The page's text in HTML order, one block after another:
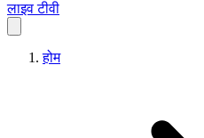
लाइव टीवी
होम